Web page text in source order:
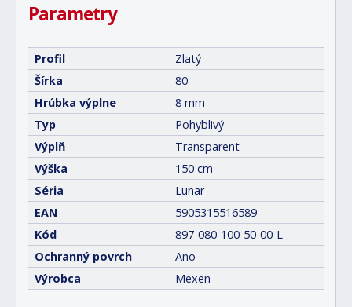
Parametry
Profil
Zlatý
Šírka
80
Hrúbka výplne
8 mm
Typ
Pohyblivý
Výplň
Transparent
Výška
150 cm
Séria
Lunar
EAN
5905315516589
Kód
897-080-100-50-00-L
Ochranný povrch
Ano
Výrobca
Mexen